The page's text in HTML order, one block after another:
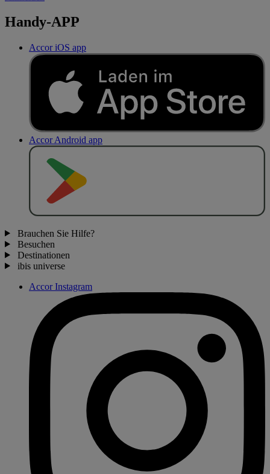
Handy-APP
Accor iOS app
Accor Android app
Brauchen Sie Hilfe?
Besuchen
Destinationen
ibis universe
Accor Instagram